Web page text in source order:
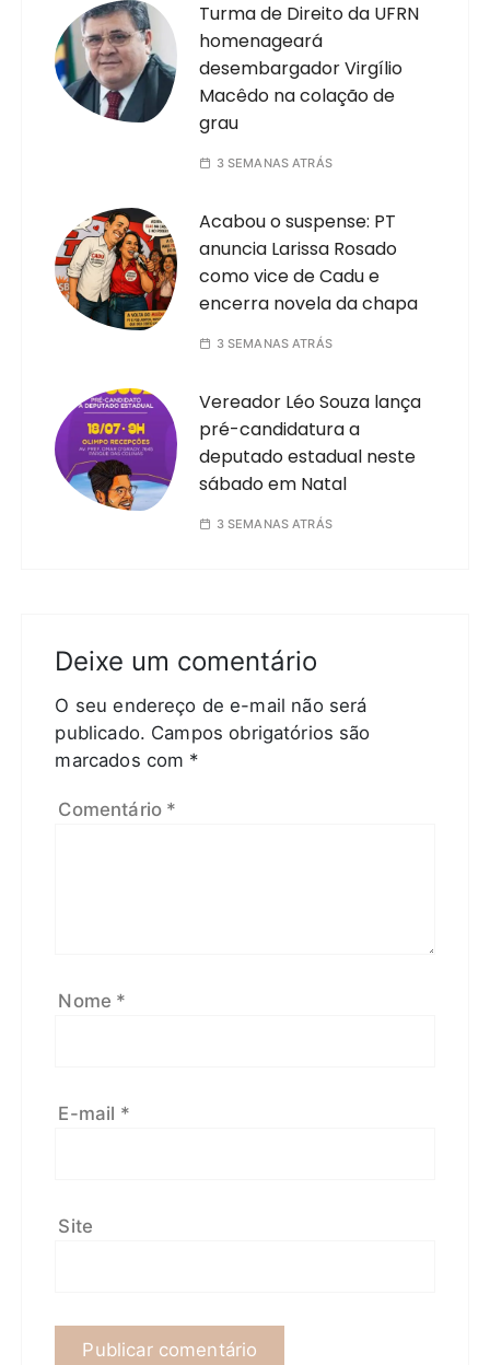
Turma de Direito da UFRN
homenageará
desembargador Virgílio
Macêdo na colação de
grau
3 SEMANAS ATRÁS
Acabou o suspense: PT
anuncia Larissa Rosado
como vice de Cadu e
encerra novela da chapa
3 SEMANAS ATRÁS
Vereador Léo Souza lança
pré-candidatura a
deputado estadual neste
sábado em Natal
3 SEMANAS ATRÁS
Deixe um comentário
O seu endereço de e-mail não será
publicado. Campos obrigatórios são
marcados com *
Comentário *
Nome *
E-mail *
Site